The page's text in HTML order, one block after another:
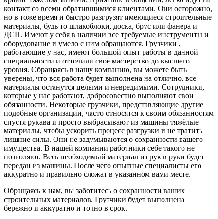
контакт со всеми обратившимися клиентами. Они осторожно,
но в тоже время и быстро разгрузят имеющиеся строительные
материалы, будь то шлакоблоки, доска, брус или фанера и
ДСП. Имеют у себя в наличии все требуемые инструменты и
оборудование и умело с ним обращаются. Грузчики ,
работающие у нас, имеют большой опыт работы в данной
специальности и отточили своё мастерство до высшего
уровня. Обращаясь в нашу компанию, вы можете быть
уверены, что вся работа будет выполнена на отлично, все
материалы останутся целыми и невредимыми. Сотрудники,
которые у нас работают, добросовестно выполняют свои
обязанности. Некоторые грузчики, представляющие другие
подобные организации, часто относятся к своим обязанностям
спустя рукава и просто выбрасывают из машины тяжёлые
материалы, чтобы ускорить процесс разгрузки и не тратить
лишние силы. Они не задумываются о сохранности вашего
имущества. В нашей компании работники себе такого не
позволяют. Весь необходимый материал из рук в руки будет
передан из машины. После чего опытные специалисты его
аккуратно и правильно сложат в указанном вами месте.
Обращаясь к нам, вы заботитесь о сохранности ваших
строительных материалов. Грузчики будет выполнена
бережно и аккуратно и точно в срок.